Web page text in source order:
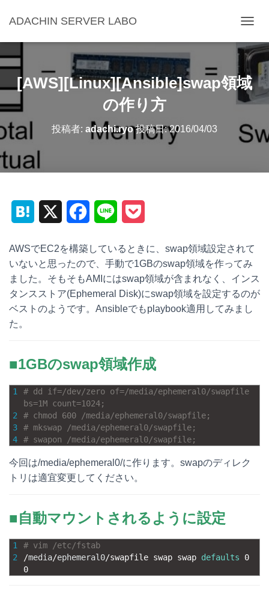
ADACHIN SERVER LABO
ビ
ゲ
シ
ョ
ン
り
替
[AWS][Linux][Ansible]swap領域
の作り方
投稿者: adachi.ryo投稿日:2016/04/03
e
c
e
k
n
e k
AWSでEC2を構築しているときに、swap領域設定されて
いないと思ったので、手動で1GBのswap領域を作ってみ
ました。そもそもAMIにはswap領域が含まれなく、インス
タンスストア(Ephemeral Disk)にswap領域を設定するのが
ベストのようです。Ansibleでもplaybook適用してみまし
た。
■1GBのswap領域作成
1
2
3
4
# dd if=/dev/zero of=/media/ephemeral0/swapfile
bs=1M count=1024;
# chmod 600 /media/ephemeral0/swapfile;
# mkswap /media/ephemeral0/swapfile;
# swapon /media/ephemeral0/swapfile;
今回は/media/ephemeral0/に作ります。swapのディレク
トリは適宜変更してください。
■自動マウントされるように設定
1
2
# vim /etc/fstab
/media/ephemeral0/swapfile swap swap defaults
0
0